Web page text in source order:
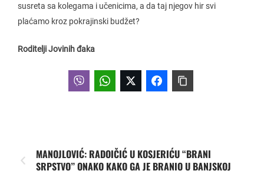
susreta sa kolegama i učenicima, a da taj njegov hir svi
plaćamo kroz pokrajinski budžet?
Roditelji Jovinih đaka
MANOJLOVIĆ: RADOIČIĆ U KOSJERIĆU “BRANI
SRPSTVO” ONAKO KAKO GA JE BRANIO U BANJSKOJ